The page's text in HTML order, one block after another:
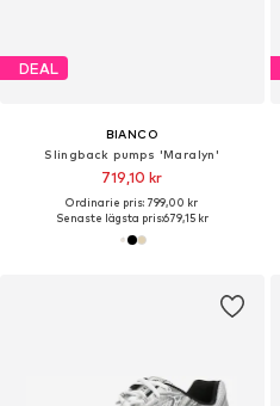
DEAL
BIANCO
Slingback pumps 'Maralyn'
719,10 kr
Ordinarie pris: 799,00 kr
Senaste lägsta pris:679,15 kr